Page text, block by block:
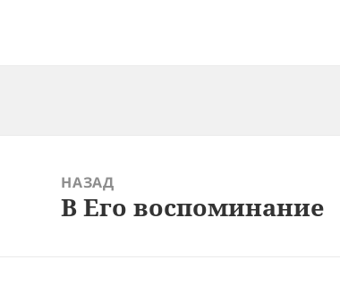
записям
НАЗАД
Предыдущая
В Его воспоминание